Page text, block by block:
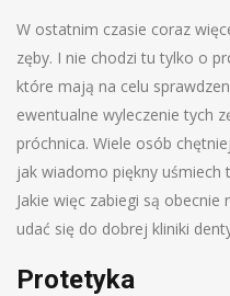
W ostatnim czasie coraz
zęby. I nie chodzi tu tylko o
które mają na celu
ewentualne wyleczenie tych
próchnica. Wiele osób
jak wiadomo piękny uśmiech
Jakie więc zabiegi są
udać się do dobrej kliniki
Protetyka